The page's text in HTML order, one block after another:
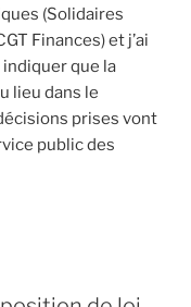
(Solidaires
Finances) et j’ai
que la
lieu dans le
prises vont
public des